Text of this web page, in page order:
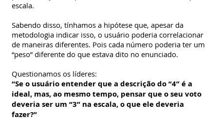
escala.
Sabendo disso, tínhamos a hipótese que, apesar da
metodologia indicar isso, o usuário poderia correlacionar
de maneiras diferentes. Pois cada número poderia ter um
“peso” diferente do que estava dito no enunciado.
Questionamos os líderes:
“Se o usuário entender que a descrição do “4” é a
ideal, mas, ao mesmo tempo, pensar que o seu voto
deveria ser um “3” na escala, o que ele deveria
fazer?”